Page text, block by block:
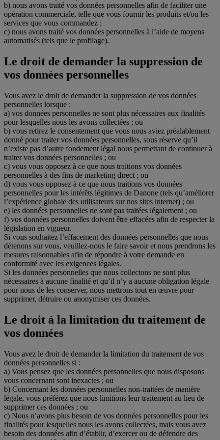
b) nous avons traité vos données personnelles afin de faciliter une
opération commerciale, telle que vous fournir les produits et/ou les
services que vous commandez ;
c) nous avons traité vos données personnelles à l’aide de moyens
automatisés (tels que le profilage).
Le droit de demander la suppression de
vos données personnelles
Vous avez le droit de demander la suppression de vos données
personnelles lorsque :
a) vos données personnelles ne sont plus nécessaires aux finalités
pour lesquelles nous les avons collectées ; ou
b) vous retirez le consentement que vous nous aviez préalablement
donné pour traiter vos données personnelles, sous réserve qu’il
n’existe pas d’autre fondement légal nous permettant de continuer à
traiter vos données personnelles ; ou
c) vous vous opposez à ce que nous traitions vos données
personnelles à des fins de marketing direct ; ou
d) vous vous opposez à ce que nous traitions vos données
personnelles pour les intérêts légitimes de Danone (tels qu’améliorer
l’expérience globale des utilisateurs sur nos sites internet) ; ou
e) les données personnelles ne sont pas traitées légalement ; ou
f) vos données personnelles doivent être effacées afin de respecter la
législation en vigueur.
Si vous souhaitez l’effacement des données personnelles que nous
détenons sur vous, veuillez-nous le faire savoir et nous prendrons les
mesures raisonnables afin de répondre à votre demande en
conformité avec les exigences légales.
Si les données personnelles que nous collectons ne sont plus
nécessaires à aucune finalité et qu’il n’y a aucune obligation légale
pour nous de les conserver, nous mettrons tout en œuvre pour
supprimer, détruire ou anonymiser ces données.
Le droit à la limitation du traitement de
vos données
Vous avez le droit de demander la limitation du traitement de vos
données personnelles si :
a) Vous pensez que les données personnelles que nous disposons
vous concernant sont inexactes ; ou
b) Concernant les données personnelles non-traitées de manière
légale, vous préférez que nous limitions leur traitement au lieu de
supprimer ces données ; ou
c) Nous n’avons plus besoin de vos données personnelles pour les
finalités pour lesquelles nous les avons collectées, mais vous avez
besoin des données afin d’établir, d’exercer ou de défendre des